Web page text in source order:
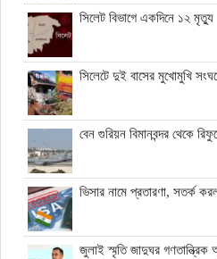
সিলেট বিভাগে একদিনে ১২ মৃত্যু
সিলেটে দুই বাসের মুখোমুখি
বেন গুরিয়ন বিমানবন্দর থেকে
ভিসার নামে প্রতারণা, সতর্ক
জুলাই স্মৃতি জাদুঘর গণতান্ত্রিক